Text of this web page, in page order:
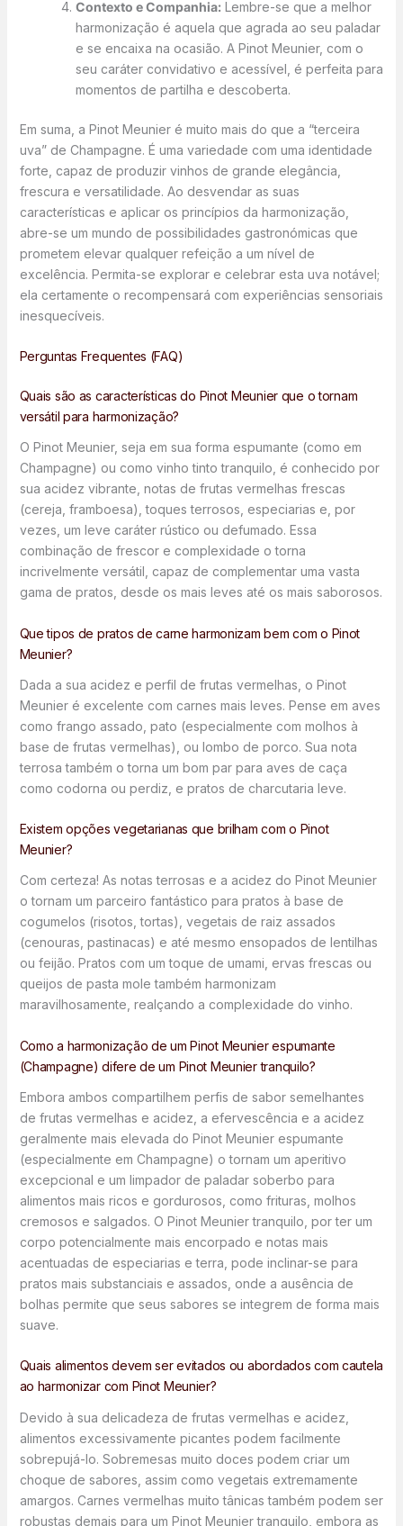
Contexto e Companhia:Lembre-se que a melhor
harmonização é aquela que agrada ao seu paladar
e se encaixa na ocasião. A Pinot Meunier, com o
seu caráter convidativo e acessível, é perfeita para
momentos de partilha e descoberta.
Em suma, a Pinot Meunier é muito mais do que a “terceira
uva” de Champagne. É uma variedade com uma identidade
forte, capaz de produzir vinhos de grande elegância,
frescura e versatilidade. Ao desvendar as suas
características e aplicar os princípios da harmonização,
abre-se um mundo de possibilidades gastronómicas que
prometem elevar qualquer refeição a um nível de
excelência. Permita-se explorar e celebrar esta uva notável;
ela certamente o recompensará com experiências sensoriais
inesquecíveis.
Perguntas Frequentes (FAQ)
Quais são as características do Pinot Meunier que o tornam
versátil para harmonização?
O Pinot Meunier, seja em sua forma espumante (como em
Champagne) ou como vinho tinto tranquilo, é conhecido por
sua acidez vibrante, notas de frutas vermelhas frescas
(cereja, framboesa), toques terrosos, especiarias e, por
vezes, um leve caráter rústico ou defumado. Essa
combinação de frescor e complexidade o torna
incrivelmente versátil, capaz de complementar uma vasta
gama de pratos, desde os mais leves até os mais saborosos.
Que tipos de pratos de carne harmonizam bem com o Pinot
Meunier?
Dada a sua acidez e perfil de frutas vermelhas, o Pinot
Meunier é excelente com carnes mais leves. Pense em aves
como frango assado, pato (especialmente com molhos à
base de frutas vermelhas), ou lombo de porco. Sua nota
terrosa também o torna um bom par para aves de caça
como codorna ou perdiz, e pratos de charcutaria leve.
Existem opções vegetarianas que brilham com o Pinot
Meunier?
Com certeza! As notas terrosas e a acidez do Pinot Meunier
o tornam um parceiro fantástico para pratos à base de
cogumelos (risotos, tortas), vegetais de raiz assados
(cenouras, pastinacas) e até mesmo ensopados de lentilhas
ou feijão. Pratos com um toque de umami, ervas frescas ou
queijos de pasta mole também harmonizam
maravilhosamente, realçando a complexidade do vinho.
Como a harmonização de um Pinot Meunier espumante
(Champagne) difere de um Pinot Meunier tranquilo?
Embora ambos compartilhem perfis de sabor semelhantes
de frutas vermelhas e acidez, a efervescência e a acidez
geralmente mais elevada do Pinot Meunier espumante
(especialmente em Champagne) o tornam um aperitivo
excepcional e um limpador de paladar soberbo para
alimentos mais ricos e gordurosos, como frituras, molhos
cremosos e salgados. O Pinot Meunier tranquilo, por ter um
corpo potencialmente mais encorpado e notas mais
acentuadas de especiarias e terra, pode inclinar-se para
pratos mais substanciais e assados, onde a ausência de
bolhas permite que seus sabores se integrem de forma mais
suave.
Quais alimentos devem ser evitados ou abordados com cautela
ao harmonizar com Pinot Meunier?
Devido à sua delicadeza de frutas vermelhas e acidez,
alimentos excessivamente picantes podem facilmente
sobrepujá-lo. Sobremesas muito doces podem criar um
choque de sabores, assim como vegetais extremamente
amargos. Carnes vermelhas muito tânicas também podem ser
robustas demais para um Pinot Meunier tranquilo, embora as